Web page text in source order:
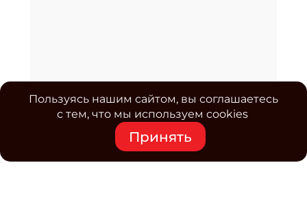
Пользуясь нашим сайтом, вы соглашаетесь
с тем, что мы используем cookies
Принять